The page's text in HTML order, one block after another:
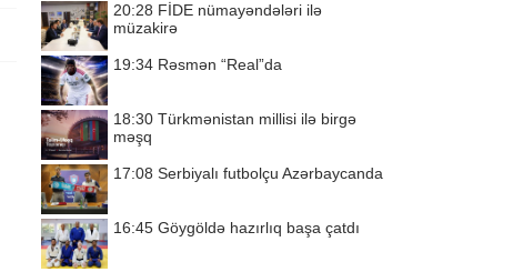
20:28 FİDE nümayəndələri ilə
müzakirə
19:34 Rəsmən “Real”da
18:30 Türkmənistan millisi ilə birgə
məşq
17:08 Serbiyalı futbolçu Azərbaycanda
16:45 Göygöldə hazırlıq başa çatdı